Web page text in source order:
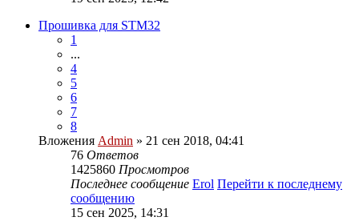
Прошивка для STM32
1
...
4
5
6
7
8
Вложения Admin » 21 сен 2018, 04:41
76 Ответов
1425860 Просмотров
Последнее сообщение Erol Перейти к последнему
сообщению
15 сен 2025, 14:31